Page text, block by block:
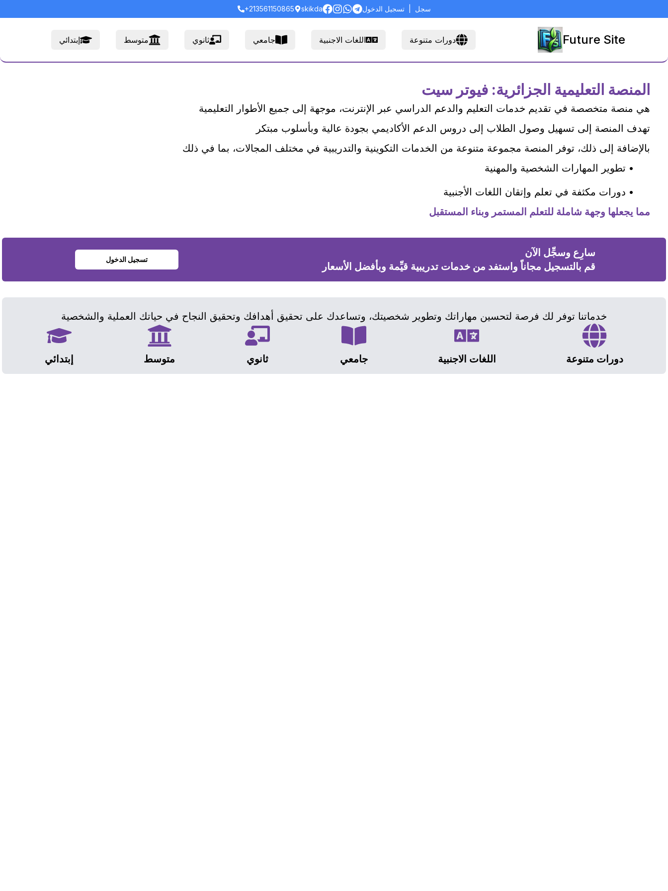
+213561150865 skikda تسجيل الدخول سجل
إبتدائي متوسط ثانوي جامعي اللغات الاجنبية دورات متنوعة Future Site
المنصة التعليمية الجزائرية: فيوتر سيت
هي منصة متخصصة في تقديم خدمات التعليم والدعم الدراسي عبر الإنترنت، موجهة إلى جميع الأطوار التعليمية
تهدف المنصة إلى تسهيل وصول الطلاب إلى دروس الدعم الأكاديمي بجودة عالية وبأسلوب مبتكر
بالإضافة إلى ذلك، توفر المنصة مجموعة متنوعة من الخدمات التكوينية والتدريبية في مختلف المجالات، بما في ذلك
تطوير المهارات الشخصية والمهنية •
دورات مكثفة في تعلم وإتقان اللغات الأجنبية •
مما يجعلها وجهة شاملة للتعلم المستمر وبناء المستقبل
تسجيل الدخول
سارِع وسجِّل الآن
قم بالتسجيل مجاناً واستفد من خدمات تدريبية قيِّمة وبأفضل الأسعار
خدماتنا توفر لك فرصة لتحسين مهاراتك وتطوير شخصيتك، وتساعدك على تحقيق أهدافك وتحقيق النجاح في حياتك العملية والشخصية
إبتدائي متوسط ثانوي جامعي اللغات الاجنبية دورات متنوعة